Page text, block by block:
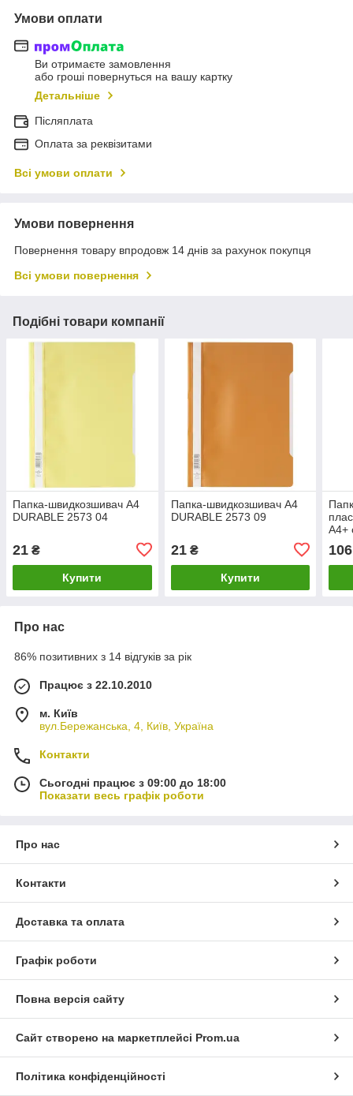
Умови оплати
Ви отримаєте замовлення
або гроші повернуться на вашу картку
Детальніше
Післяплата
Оплата за реквізитами
Всі умови оплати
Умови повернення
Повернення товару впродовж 14 днів за рахунок покупця
Всі умови повернення
Подібні товари компанії
Папка-швидкозшивач А4
DURABLE 2573 04
21 ₴
Купити
Папка-швидкозшивач А4
DURABLE 2573 09
21₴
Купити
А4+
106
Про нас
86% позитивних з 14 відгуків за рік
Працює з 22.10.2010
м. Київ
вул.Бережанська, 4, Київ, Україна
Контакти
Сьогодні працює з 09:00 до 18:00
Показати весь графік роботи
Про нас
Контакти
Доставка та оплата
Графік роботи
Повна версія сайту
Сайт створено на маркетплейсі Prom.ua
Політика конфіденційності